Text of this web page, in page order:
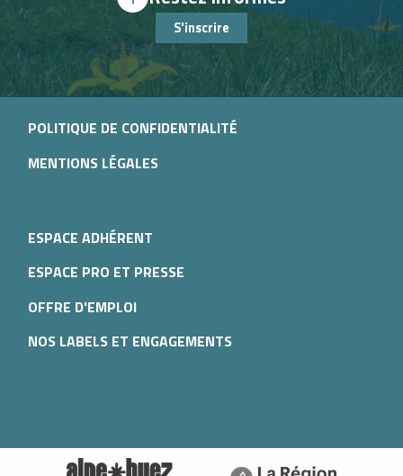
S'inscrire
POLITIQUE DE CONFIDENTIALITÉ
MENTIONS LÉGALES
ESPACE ADHÉRENT
ESPACE PRO ET PRESSE
OFFRE D'EMPLOI
NOS LABELS ET ENGAGEMENTS